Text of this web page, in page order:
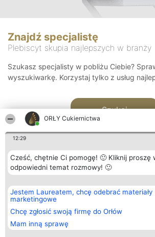
ORŁY Cukiernictwa
12:29
Cześć, chętnie Ci pomogę! 🙂 Kliknij proszę
odpowiedni temat rozmowy! 🙂
Jestem Laureatem, chcę odebrać materiały
marketingowe
Chcę zgłosić swoją firmę do Orłów
Mam inną sprawę
Znajdź specjalistę
Plebiscyt skupia najlepszych w branży
Szukasz specjalisty w pobliżu Ciebie?
wyszukiwarkę. Korzystaj tylko z usług
Szukaj
Organizator plebiscytu
Bright Side Solutions sp. z o.
o. sp. k.
ul. Ruska 22
Wrocław 50-079
KRS 0000749100 | Regon
381313360 | NIP 8943132676
Plebiscyt
Laureaci
wszystkich
Laureatów
Regulamin